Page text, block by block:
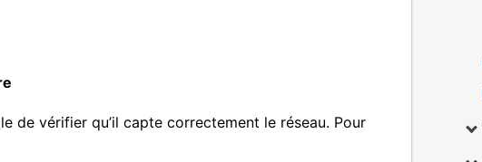
de vérifier qu’il capte correctement le réseau. Pour